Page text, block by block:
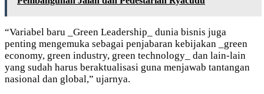
“Variabel baru _Green Leadership_ dunia bisnis juga
penting mengemuka sebagai penjabaran kebijakan _green
economy, green industry, green technology_ dan lain-lain
yang sudah harus beraktualisasi guna menjawab tantangan
nasional dan global,” ujarnya.